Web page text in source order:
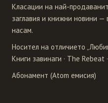
Класации на най-
заглавия и книжни новини —
насам.
Носител на отличието
Книги завинаги · The Rebeat ·
Абонамент (Atom емисия)